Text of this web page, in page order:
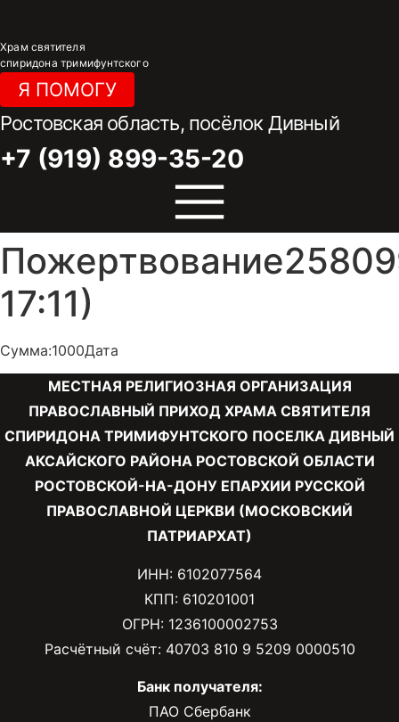
содержимому
Храм святителя
спиридона тримифунтского
Я ПОМОГУ
Ростовская область, посёлок Дивный
+7 (919) 899-35-20
17:11)
Сумма:1000Дата
МЕСТНАЯ РЕЛИГИОЗНАЯ ОРГАНИЗАЦИЯ
ПРАВОСЛАВНЫЙ ПРИХОД ХРАМА СВЯТИТЕЛЯ
СПИРИДОНА ТРИМИФУНТСКОГО ПОСЕЛКА ДИВНЫЙ
АКСАЙСКОГО РАЙОНА РОСТОВСКОЙ ОБЛАСТИ
РОСТОВСКОЙ-НА-ДОНУ ЕПАРХИИ РУССКОЙ
ПРАВОСЛАВНОЙ ЦЕРКВИ (МОСКОВСКИЙ
ПАТРИАРХАТ)
ИНН: 6102077564
КПП: 610201001
ОГРН: 1236100002753
Расчётный счёт: 40703 810 9 5209 0000510
Банк получателя:
ПАО Сбербанк